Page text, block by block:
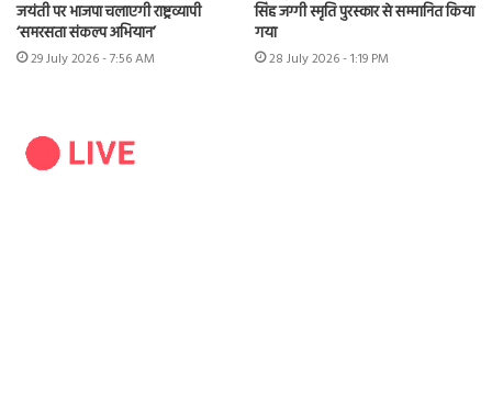
जयंती पर भाजपा चलाएगी राष्ट्रव्यापी
‘समरसता संकल्प अभियान’
29 July 2026 - 7:56 AM
सिंह जग्गी स्मृति पुरस्कार से सम्मानित किया
गया
28 July 2026 - 1:19 PM